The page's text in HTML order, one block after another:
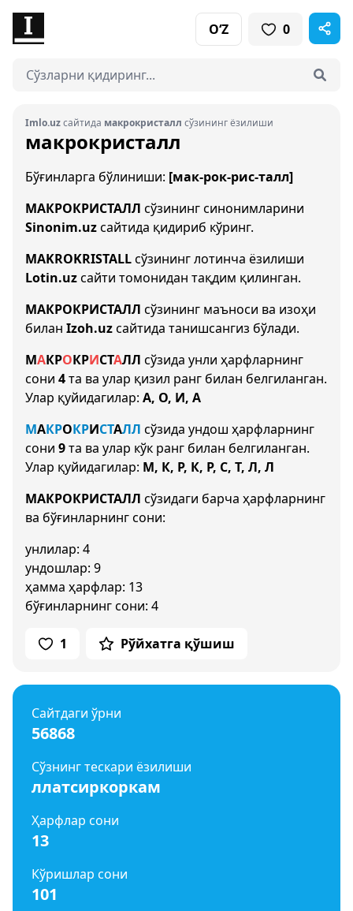
O‘Z 0
Imlo.uzсайтида макрокристалл сўзининг ёзилиши
макрокристалл
Бўғинларга бўлиниши: [мак-рок-рис-талл]
МАКРОКРИСТАЛЛ сўзининг синонимларини
Sinonim.uzсайтида қидириб кўринг.
MAKROKRISTALLсўзининг лотинча ёзилиши
Lotin.uzсайти томонидан тақдим қилинган.
МАКРОКРИСТАЛЛ сўзининг маъноси ва изоҳи
билан Izoh.uzсайтида танишсангиз бўлади.
МАКРОКРИСТАЛЛ сўзида унли ҳарфларнинг
сони 4та ва улар қизил ранг билан белгиланган.
Улар қуйидагилар: А, О, И, А
МАКРОКРИСТАЛЛ сўзида ундош ҳарфларнинг
сони 9та ва улар кўк ранг билан белгиланган.
Улар қуйидагилар: М, К, Р, К, Р, С, Т, Л, Л
МАКРОКРИСТАЛЛ сўзидаги барча ҳарфларнинг
ва бўғинларнинг сони:
унлилар: 4
ундошлар: 9
ҳамма ҳарфлар: 13
бўғинларнинг сони: 4
1 Рўйхатга қўшиш
Сайтдаги ўрни
56868
Сўзнинг тескари ёзилиши
ллатсиркоркам
Ҳарфлар сони
13
Кўришлар сони
101